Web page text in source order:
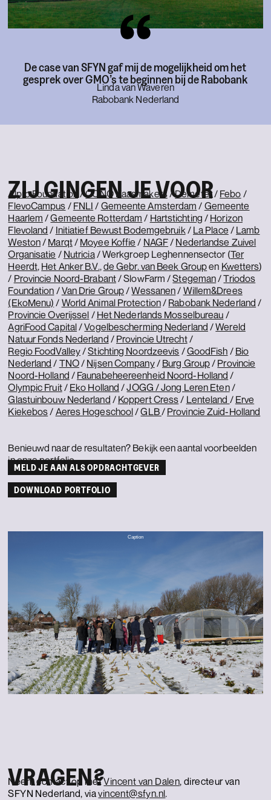
De case van SFYN gaf mij de mogelijkheid om het
gesprek over GMO’s te beginnen bij de Rabobank
Linda van Waveren
Rabobank Nederland
ZIJ GINGEN JE VOOR
Alpro Foundation /CONO Kaasmakers/Demeter/ Febo /
FlevoCampus / FNLI / Gemeente Amsterdam / Gemeente
Haarlem /Gemeente Rotterdam / Hartstichting / Horizon
Flevoland / Initiatief Bewust Bodemgebruik / La Place / Lamb
Weston/ Marqt/ Moyee Koffie / NAGF/ Nederlandse Zuivel
Organisatie / Nutricia/ Werkgroep Leghennensector (Ter
Heerdt, Het Anker B.V.,de Gebr. van Beek Groupen Kwetters)
/ Provincie Noord-Brabant/ SlowFarm /Stegeman/Triodos
Foundation /Van Drie Group/Wessanen/ Willem&Drees
(EkoMenu) / World Animal Protection/ Rabobank Nederland /
Provincie Overijssel / Het Nederlands Mosselbureau /
AgriFood Capital/Vogelbescherming Nederland /Wereld
Natuur Fonds Nederland / Provincie Utrecht/
Regio FoodValley/Stichting Noordzeevis /GoodFish / Bio
Nederland / TNO/ Nijsen Company/ Burg Group/ Provincie
Noord-Holland / Faunabeheereenheid Noord-Holland /
Olympic Fruit/ Eko Holland /JOGG / Jong Leren Eten/
Glastuinbouw Nederland / Koppert Cress/ Lenteland / Erve
Kiekebos/ Aeres Hogeschool/GLB/ Provincie Zuid-Holland
Benieuwd naar de resultaten? Bekijk een aantal voorbeelden
inonze portfolio.
MELD JE AAN ALS OPDRACHTGEVER
DOWNLOAD PORTFOLIO
Caption
VRAGEN?
Neem contact op metVincent van Dalen, directeur van
SFYN Nederland, viavincent@sfyn.nl.